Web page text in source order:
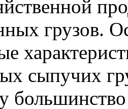
грузов.
сыпучих